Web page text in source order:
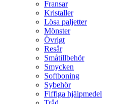
Fransar
Kristaller
Lösa paljetter
Mönster
Övrigt
Resår
Småtillbehör
Smycken
Softboning
Sybehör
Fiffiga hjälpmedel